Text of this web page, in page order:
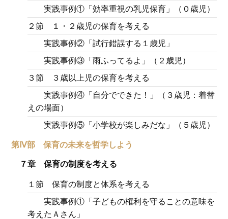
実践事例①「効率重視の乳児保育」（０歳児）
２節 １・２歳児の保育を考える
実践事例②「試行錯誤する１歳児」
実践事例③「雨ふってるよ」（２歳児）
３節 ３歳以上児の保育を考える
実践事例④「自分でできた！」（３歳児：着替
えの場面）
実践事例⑤「小学校が楽しみだな」（５歳児）
第Ⅳ部 保育の未来を哲学しよう
７章 保育の制度を考える
１節 保育の制度と体系を考える
実践事例①「子どもの権利を守ることの意味を
考えたＡさん」